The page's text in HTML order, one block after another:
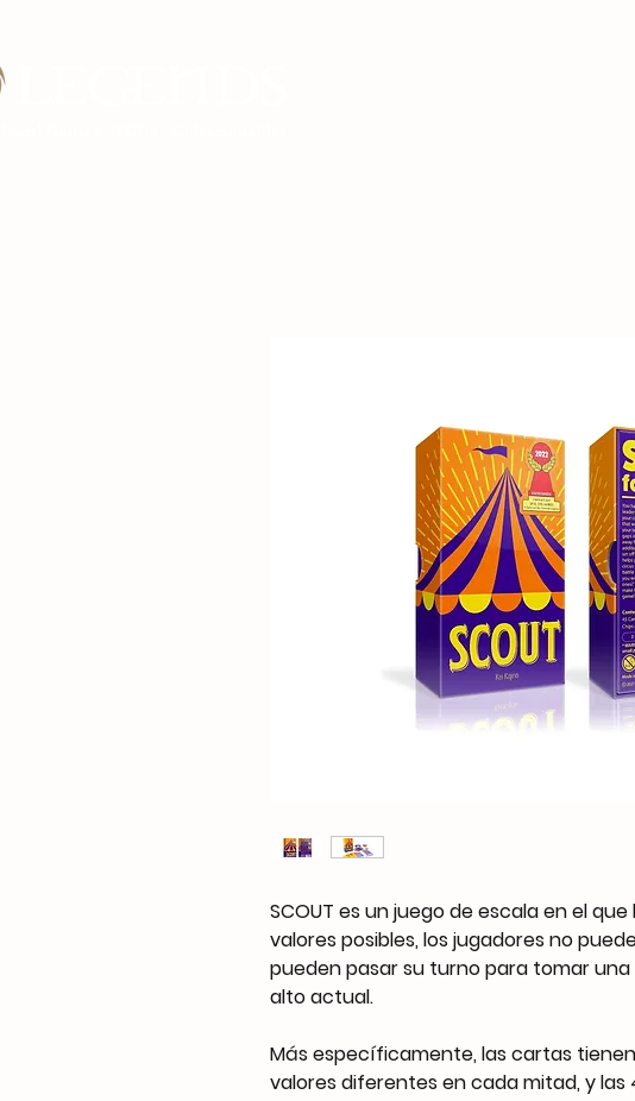
SCOUT es un juego de escala en el
valores posibles, los jugadores no
pueden pasar su turno para tomar
alto actual.
Más específicamente, las cartas
valores diferentes en cada mitad, y